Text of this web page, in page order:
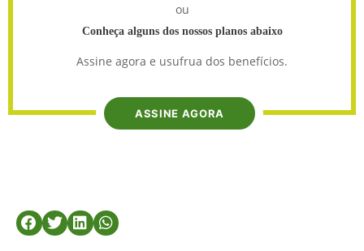
ou
Conheça alguns dos nossos planos abaixo
Assine agora e usufrua dos benefícios.
ASSINE AGORA